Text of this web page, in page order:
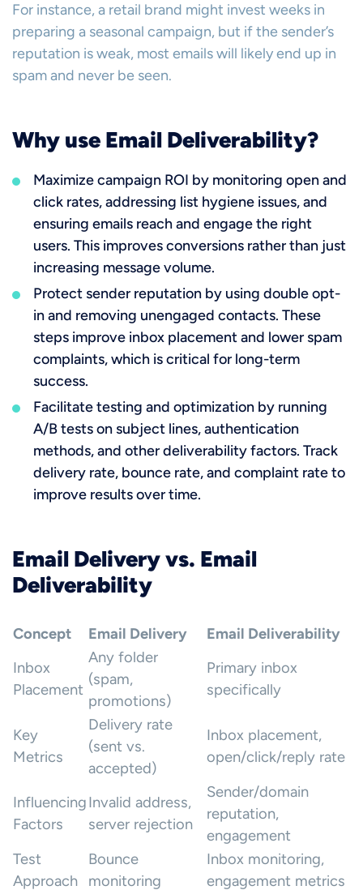
For instance, a retail brand might invest weeks in
preparing a seasonal campaign, but if the sender’s
reputation is weak, most emails will likely end up in
spam and never be seen.
Why use Email Deliverability?
Maximize campaign ROI by monitoring open and
click rates, addressing list hygiene issues, and
ensuring emails reach and engage the right
users. This improves conversions rather than just
increasing message volume.
Protect sender reputation by using double opt-
in and removing unengaged contacts. These
steps improve inbox placement and lower spam
complaints, which is critical for long-term
success.
Facilitate testing and optimization by running
A/B tests on subject lines, authentication
methods, and other deliverability factors. Track
delivery rate, bounce rate, and complaint rate to
improve results over time.
Email Delivery vs. Email
Deliverability
Concept Email Delivery
Email Deliverability
Inbox
Placement
Any folder
(spam,
promotions)
Primary inbox
specifically
Key
Metrics
Delivery rate
(sent vs.
accepted)
Inbox placement,
open/click/reply rate
Influencing
Factors
Invalid address,
server rejection
Sender/domain
reputation,
engagement
Test
Approach
Bounce
monitoring
Inbox monitoring,
engagement metrics